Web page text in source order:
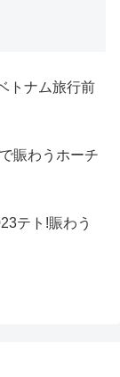
トナム旅行前
賑わうホーチ
テト!賑わう